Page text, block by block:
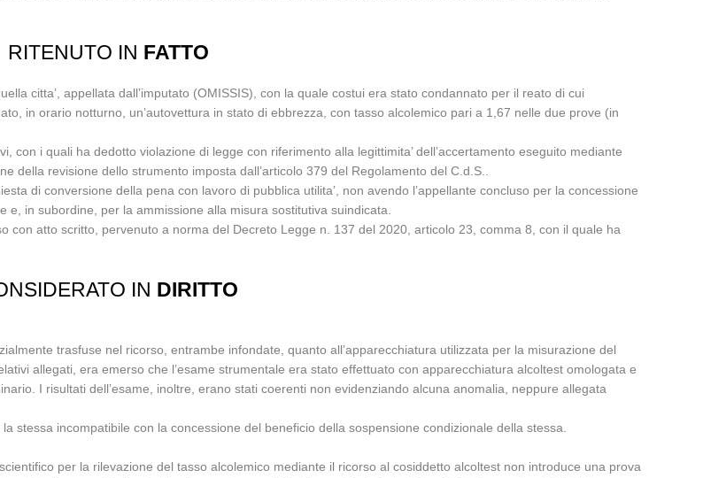
RITENUTO IN FATTO
citta’, appellata dall’imputato (OMISSIS), con la quale costui era stato condannato per il reato di cui
in orario notturno, un’autovettura in stato di ebbrezza, con tasso alcolemico pari a 1,67 nelle due prove (in
con i quali ha dedotto violazione di legge con riferimento alla legittimita’ dell’accertamento eseguito mediante
revisione dello strumento imposta dall’articolo 379 del Regolamento del C.d.S..
di conversione della pena con lavoro di pubblica utilita’, non avendo l’appellante concluso per la concessione
e, in subordine, per la ammissione alla misura sostitutiva suindicata.
con atto scritto, pervenuto a norma del Decreto Legge n. 137 del 2020, articolo 23, comma 8, con il quale ha
IN DIRITTO
trasfuse nel ricorso, entrambe infondate, quanto all’apparecchiatura utilizzata per la misurazione del
allegati, era emerso che l’esame strumentale era stato effettuato con apparecchiatura alcoltest omologata e
I risultati dell’esame, inoltre, erano stati coerenti non evidenziando alcuna anomalia, neppure allegata
stessa incompatibile con la concessione del beneficio della sospensione condizionale della stessa.
per la rilevazione del tasso alcolemico mediante il ricorso al cosiddetto alcoltest non introduce una prova